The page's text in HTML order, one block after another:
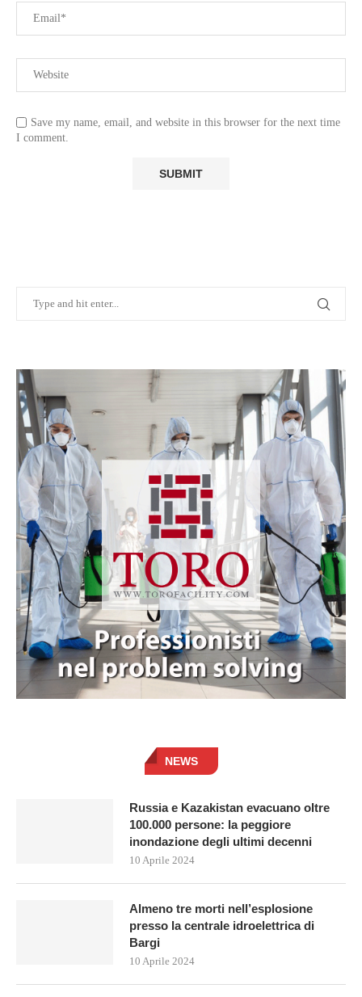
Save my name, email, and website in this browser for the next time
I comment.
NEWS
Russia e Kazakistan evacuano oltre
100.000 persone: la peggiore
inondazione degli ultimi decenni
10 Aprile 2024
Almeno tre morti nell’esplosione
presso la centrale idroelettrica di
Bargi
10 Aprile 2024